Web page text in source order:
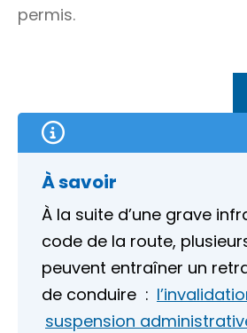
permis.
À savoir
À la suite d’une grave
code de la route,
peuvent entraîner un
de conduire :
suspension